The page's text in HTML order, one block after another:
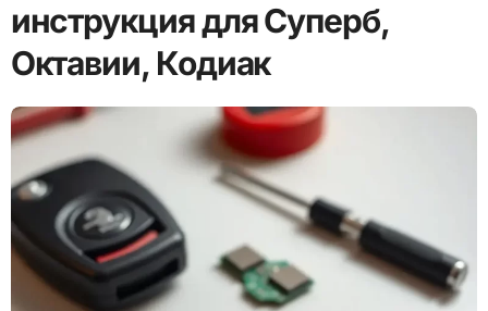
инструкция для Суперб,
Октавии, Кодиак